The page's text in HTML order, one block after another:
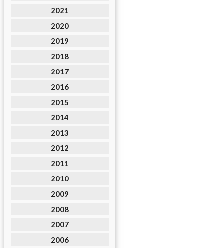
2021
2020
2019
2018
2017
2016
2015
2014
2013
2012
2011
2010
2009
2008
2007
2006